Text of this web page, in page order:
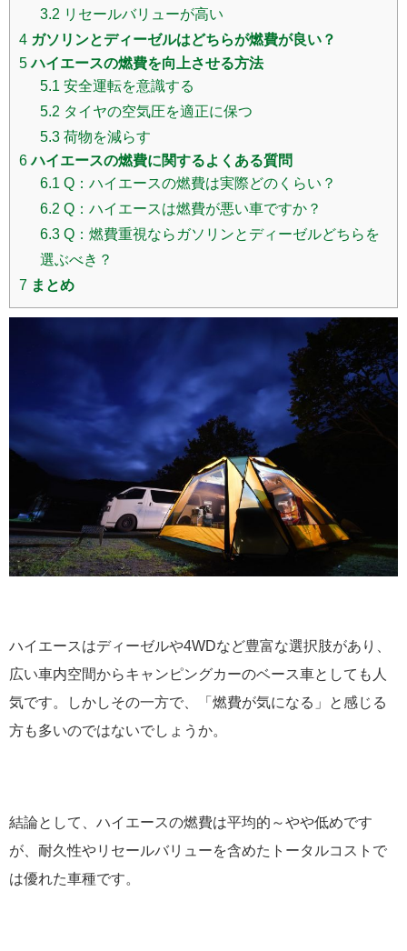
3.2 リセールバリューが高い
4 ガソリンとディーゼルはどちらが燃費が良い？
5ハイエースの燃費を向上させる方法
5.1 安全運転を意識する
5.2 タイヤの空気圧を適正に保つ
5.3 荷物を減らす
6ハイエースの燃費に関するよくある質問
6.1 Q：ハイエースの燃費は実際どのくらい？
6.2 Q：ハイエースは燃費が悪い車ですか？
6.3 Q：燃費重視ならガソリンとディーゼルどちらを
選ぶべき？
7 まとめ
ハイエースはディーゼルや4WDなど豊富な選択肢があり、
広い車内空間からキャンピングカーのベース車としても人
気です。しかしその一方で、「燃費が気になる」と感じる
方も多いのではないでしょうか。
結論として、ハイエースの燃費は平均的～やや低めです
が、耐久性やリセールバリューを含めたトータルコストで
は優れた車種です。